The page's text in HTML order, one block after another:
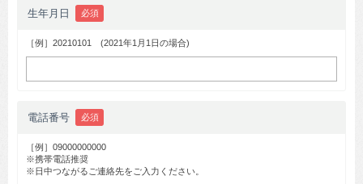
生年月日 必須
［例］20210101 (2021年1月1日の場合)
電話番号 必須
［例］09000000000
※携帯電話推奨
※日中つながるご連絡先をご入力ください。